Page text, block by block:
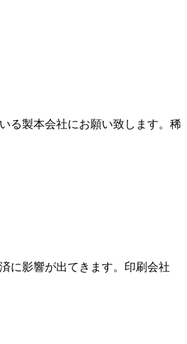
る製本会社にお願い致します。稀
に影響が出てきます。印刷会社